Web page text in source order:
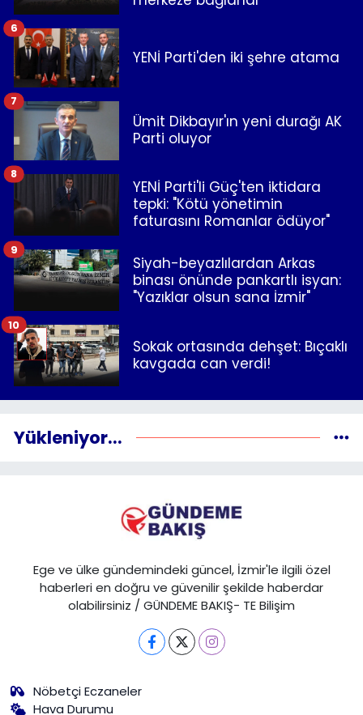
YENİ Parti'den iki şehre atama
6
Ümit Dikbayır'ın yeni durağı AK
Parti oluyor
7
YENİ Parti'li Güç'ten iktidara
tepki: "Kötü yönetimin
faturasını Romanlar ödüyor"
8
Siyah-beyazlılardan Arkas
binası önünde pankartlı isyan:
"Yazıklar olsun sana İzmir"
9
Sokak ortasında dehşet: Bıçaklı
kavgada can verdi!
10
Yükleniyor...
Ege ve ülke gündemindeki güncel, İzmir'le ilgili özel
haberleri en doğru ve güvenilir şekilde haberdar
olabilirsiniz / GÜNDEME BAKIŞ- TE Bilişim
Nöbetçi Eczaneler
Hava Durumu